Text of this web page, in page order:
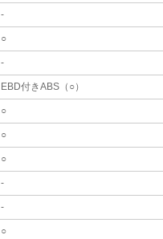
-
○
-
EBD付きABS（○）
○
○
○
-
-
○